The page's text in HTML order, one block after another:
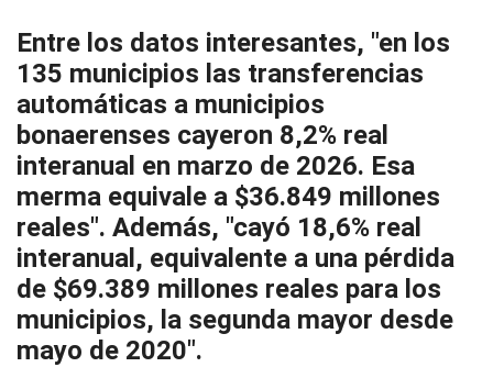
Entre los datos interesantes, "en los
135 municipios las transferencias
automáticas a municipios
bonaerenses cayeron 8,2% real
interanual en marzo de 2026. Esa
merma equivale a $36.849 millones
reales". Además, "cayó 18,6% real
interanual, equivalente a una pérdida
de $69.389 millones reales para los
municipios, la segunda mayor desde
mayo de 2020".